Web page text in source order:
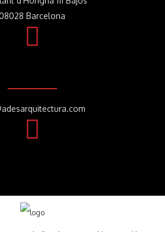
Barcelona